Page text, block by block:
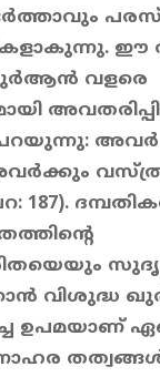
വളരെ
അവര്‍
വിശുദ്ധ
ഉപമയാണ്